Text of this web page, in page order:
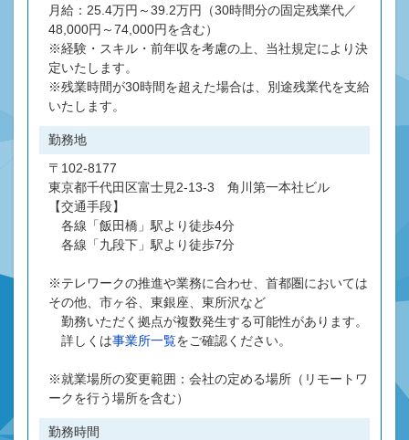
月給：25.4万円～39.2万円（30時間分の固定残業代／
48,000円～74,000円を含む）
※経験・スキル・前年収を考慮の上、当社規定により決
定いたします。
※残業時間が30時間を超えた場合は、別途残業代を支給
いたします。
勤務地
〒102-8177
東京都千代田区富士見2-13-3 角川第一本社ビル
【交通手段】
各線「飯田橋」駅より徒歩4分
各線「九段下」駅より徒歩7分
※テレワークの推進や業務に合わせ、首都圏においては
その他、市ヶ谷、東銀座、東所沢など
勤務いただく拠点が複数発生する可能性があります。
詳しくは事業所一覧をご確認ください。
※就業場所の変更範囲：会社の定める場所（リモートワ
ークを行う場所を含む）
勤務時間